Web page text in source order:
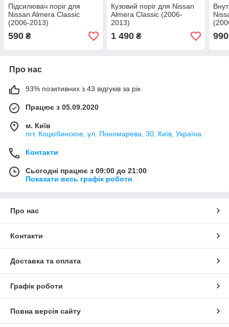
Підсилювач поріг для
Nissan Almera Classic
(2006-2013)
590 ₴
Кузовий поріг для Nissan
Almera Classic (2006-
2013)
1 490₴ 990
Про нас
93% позитивних з 43 відгуків за рік
Працює з 05.09.2020
м. Київ
пгт. Коцюбинское, ул. Пономарева, 30, Київ, Україна
Контакти
Сьогодні працює з 09:00 до 21:00
Показати весь графік роботи
Про нас
Контакти
Доставка та оплата
Графік роботи
Повна версія сайту